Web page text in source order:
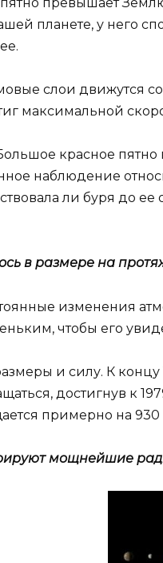
планете, у него
слои движутся
максимальной
красное пятно
наблюдение
ли буря до ее
в размере на
изменения
чтобы его
и силу. К
достигнув к
примерно на 930
мощнейшие